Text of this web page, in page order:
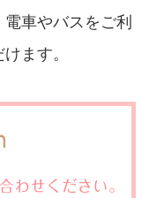
車やバスをご利
ます。